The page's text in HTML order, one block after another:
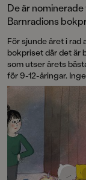
De är
Barnradions
För sjunde året i rad
bokpriset där det är
som utser årets
för 9-12-åringar.
levande härifrån av
Boman och En äkta
Ingrid Olsson är två
nominerade